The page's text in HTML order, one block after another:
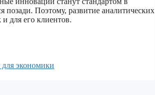
позади. Поэтому, развитие аналитических
и для его клиентов.
для экономики